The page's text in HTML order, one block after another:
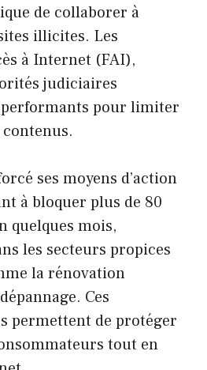
de collaborer à
illicites. Les
à Internet (FAI),
judiciaires
performants pour limiter
ses moyens d’action
à bloquer plus de 80
quelques mois,
les secteurs propices
la rénovation
Ces
permettent de protéger
tout en